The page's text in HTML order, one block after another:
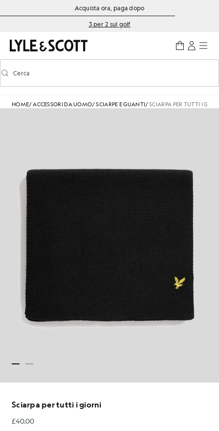
Vai al contenuto principale
Informazioni sull'accessibilitàAcquista ora, paga dopo
3 per 2 sul golf
Attiva/disattiva la ricerca predittiva
Cerca
HOME/ACCESSORI DA UOMO/SCIARPE E GUANTI/SCIARPA PER TUTTI I
Sciarpa per tutti i giorni
£40.00
£40.00